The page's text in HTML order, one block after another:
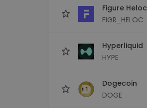
Figure Heloc
FIGR_HELOC
Hyperliquid
HYPE
Dogecoin
DOGE